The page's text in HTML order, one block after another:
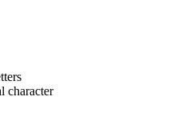
character